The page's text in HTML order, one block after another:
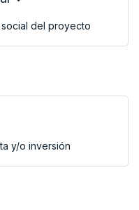
del proyecto
y/o inversión